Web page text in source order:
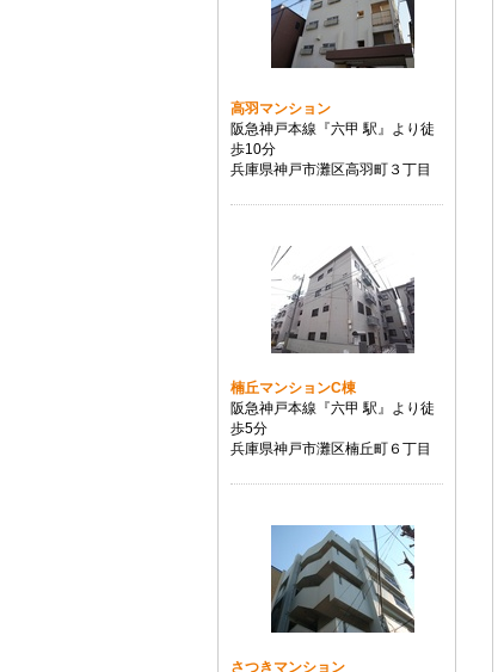
高羽マンション
阪急神戸本線『六甲 駅』より徒
歩10分
兵庫県神戸市灘区高羽町３丁目
楠丘マンションC棟
阪急神戸本線『六甲 駅』より徒
歩5分
兵庫県神戸市灘区楠丘町６丁目
さつきマンション